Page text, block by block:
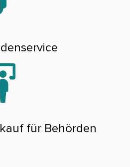
für Behörden